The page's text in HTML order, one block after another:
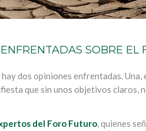
SOBRE EL
dos opiniones enfrentadas.
que sin unos objetivos claros,
del Foro Futuro, quienes